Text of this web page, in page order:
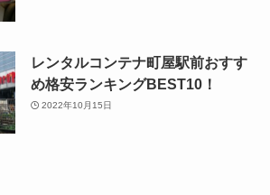
レンタルコンテナ町屋駅前おすす
め格安ランキングBEST10！
2022年10月15日